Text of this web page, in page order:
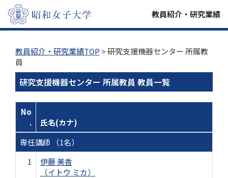
教員紹介・研究業績
教員紹介・研究業績TOP > 研究支援機器センター 所属教
員
研究支援機器センター 所属教員 教員一覧
No
.
氏名(カナ)
専任講師 （1名）
1
伊藤 美香
（イトウ ミカ）